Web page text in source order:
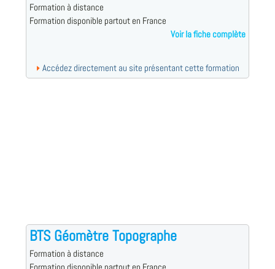
Formation à distance
Formation disponible partout en France
Voir la fiche complète
Accédez directement au site présentant cette formation
BTS Géomètre Topographe
Formation à distance